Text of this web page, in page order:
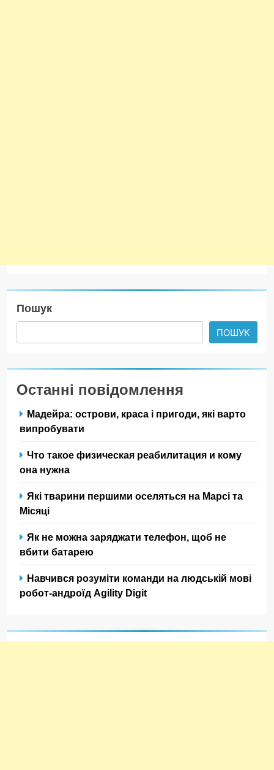
Пошук
ПОШУК
Останні повідомлення
Мадейра: острови, краса і пригоди, які варто
випробувати
Что такое физическая реабилитация и кому
она нужна
Які тварини першими оселяться на Марсі та
Місяці
Як не можна заряджати телефон, щоб не
вбити батарею
Навчився розуміти команди на людській мові
робот-андроїд Agility Digit